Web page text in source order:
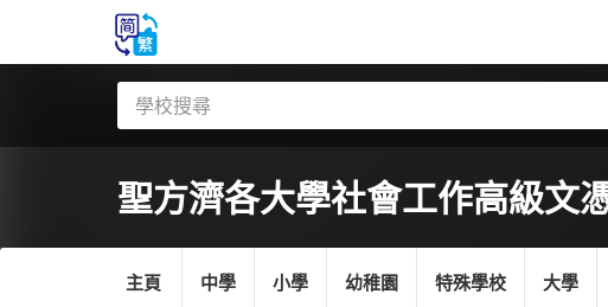
聖方濟各大學社會工作高級文
主頁 中學 小學 幼稚園 特殊學校 大學